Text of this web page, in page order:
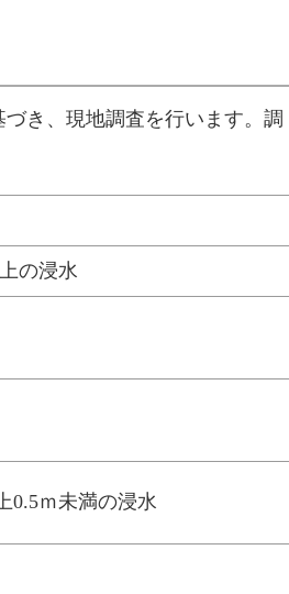
き、現地調査を行います。調
の浸水
0.5ｍ未満の浸水